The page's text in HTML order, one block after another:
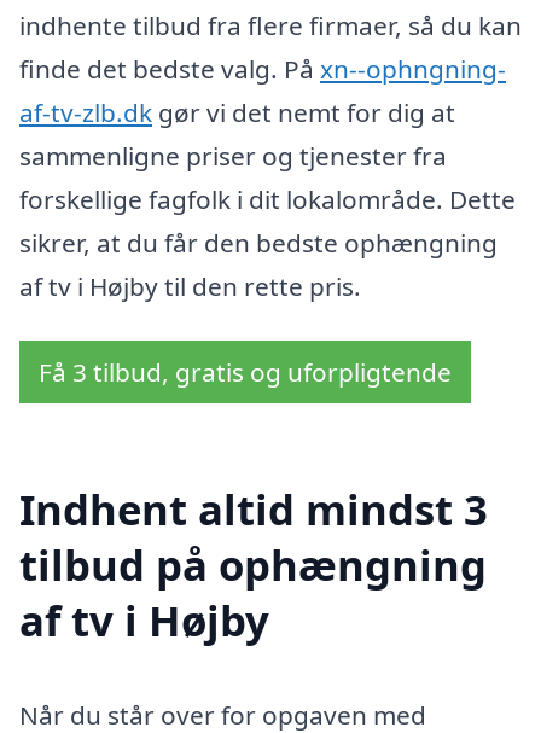
indhente tilbud fra flere firmaer, så du kan
finde det bedste valg. På xn--ophngning-
af-tv-zlb.dk gør vi det nemt for dig at
sammenligne priser og tjenester fra
forskellige fagfolk i dit lokalområde. Dette
sikrer, at du får den bedste ophængning
af tv i Højby til den rette pris.
Få 3 tilbud, gratis og uforpligtende
Indhent altid mindst 3
tilbud på ophængning
af tv i Højby
Når du står over for opgaven med